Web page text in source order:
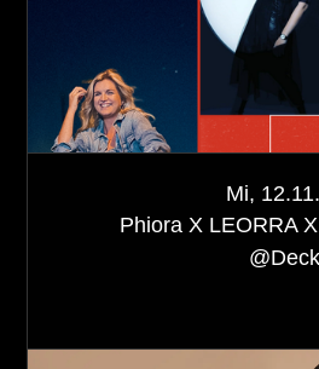
Mi,
Phiora X LEORRA
@Deck